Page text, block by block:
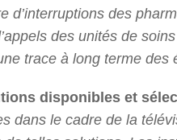
d’interruptions des
des unités de
trace à long terme des
disponibles et
dans le cadre de la